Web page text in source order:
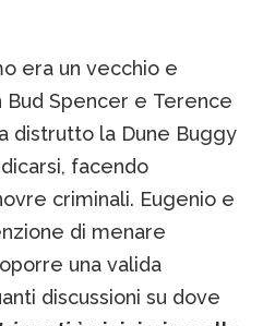
era un vecchio e
Bud Spencer e Terence
distrutto la Dune Buggy
facendo
criminali. Eugenio e
di menare
una valida
discussioni su dove